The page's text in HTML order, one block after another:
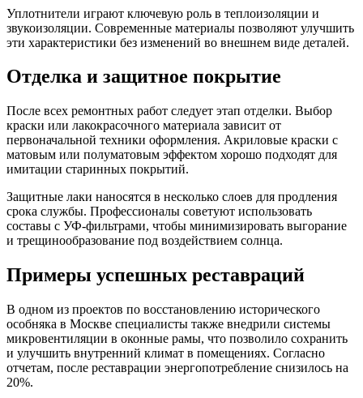
Уплотнители играют ключевую роль в теплоизоляции и
звукоизоляции. Современные материалы позволяют улучшить
эти характеристики без изменений во внешнем виде деталей.
Отделка и защитное покрытие
После всех ремонтных работ следует этап отделки. Выбор
краски или лакокрасочного материала зависит от
первоначальной техники оформления. Акриловые краски с
матовым или полуматовым эффектом хорошо подходят для
имитации старинных покрытий.
Защитные лаки наносятся в несколько слоев для продления
срока службы. Профессионалы советуют использовать
составы с УФ-фильтрами, чтобы минимизировать выгорание
и трещинообразование под воздействием солнца.
Примеры успешных реставраций
В одном из проектов по восстановлению исторического
особняка в Москве специалисты также внедрили системы
микровентиляции в оконные рамы, что позволило сохранить
и улучшить внутренний климат в помещениях. Согласно
отчетам, после реставрации энергопотребление снизилось на
20%.